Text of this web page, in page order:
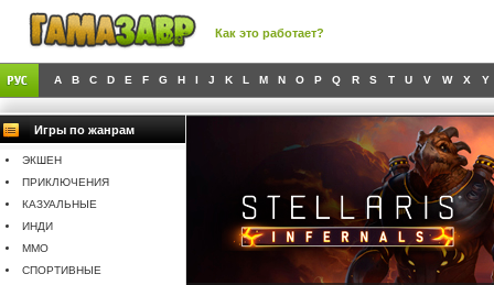
Как это работает?
A B C D E F G H I J K L M N O P Q R S T U V W X Y
Игры по жанрам
ЭКШЕН
ПРИКЛЮЧЕНИЯ
КАЗУАЛЬНЫЕ
ИНДИ
MMO
СПОРТИВНЫЕ